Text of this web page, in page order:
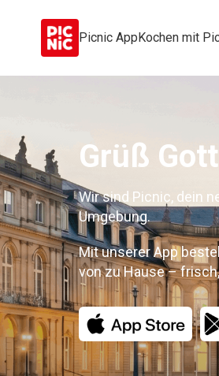
Picnic AppKochen mit
Grüß
Wir sind Picnic, dein
Umgebung.
Mit unserer App
von zu Hause –